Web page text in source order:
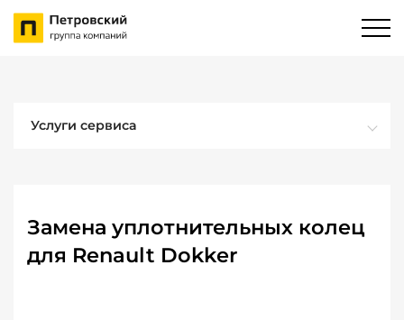
Услуги сервиса
Замена уплотнительных колец
для Renault Dokker